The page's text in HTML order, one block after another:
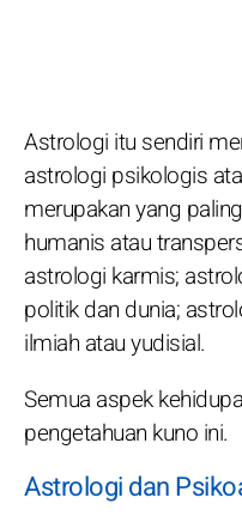
Astrologi itu sendiri
astrologi psikologis
merupakan yang
humanis atau
astrologi karmis;
politik dan dunia;
ilmiah atau yudisial.
Semua aspek
pengetahuan kuno ini.
Astrologi dan